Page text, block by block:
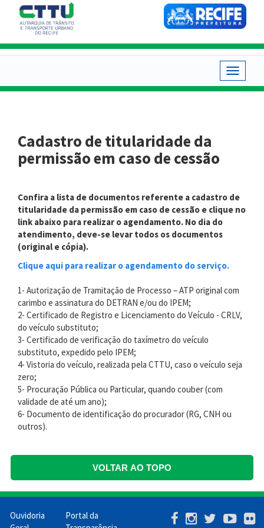
conteúdo
principal
Toggle
Cadastro de titularidade da
permissão em caso de cessão
Confira a lista de documentos referente a cadastro de
titularidade da permissão em caso de cessão e clique no
link abaixo para realizar o agendamento. No dia do
atendimento, deve-se levar todos os documentos
(original e cópia).
Clique aqui para realizar o agendamento do serviço.
1- Autorização de Tramitação de Processo – ATP original com
carimbo e assinatura do DETRAN e/ou do IPEM;
2- Certificado de Registro e Licenciamento do Veículo - CRLV,
do veículo substituto;
3- Certificado de verificação do taxímetro do veículo
substituto, expedido pelo IPEM;
4- Vistoria do veículo, realizada pela CTTU, caso o veículo seja
zero;
5- Procuração Pública ou Particular, quando couber (com
validade de até um ano);
6- Documento de identificação do procurador (RG, CNH ou
outros).
VOLTAR AO TOPO
Ouvidoria
Portal da